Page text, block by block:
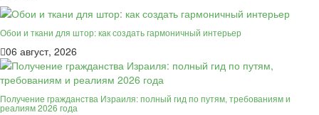
Обои и ткани для штор: как создать гармоничный интерьер
06 август, 2026
Получение гражданства Израиля: полный гид по путям, требованиям и
реалиям 2026 года